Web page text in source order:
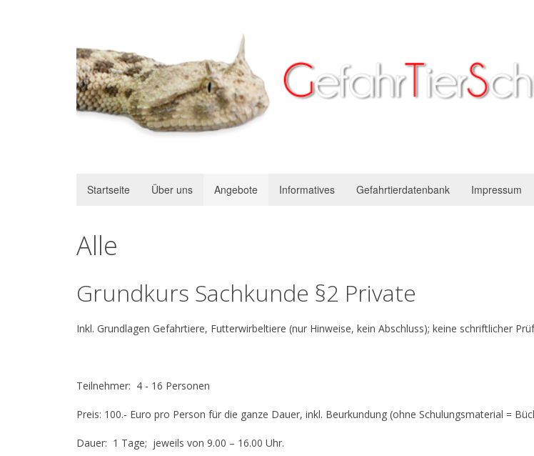
Startseite Über uns Angebote Informatives Gefahrtierdatenbank Impressum
Alle
Grundkurs Sachkunde §2 Private
Inkl. Grundlagen Gefahrtiere, Futterwirbeltiere (nur Hinweise, kein Abschluss); keine schriftlicher
Teilnehmer: 4 - 16 Personen
Preis: 100.- Euro pro Person für die ganze Dauer, inkl. Beurkundung (ohne Schulungsmaterial =
Dauer: 1 Tage; jeweils von 9.00 – 16.00 Uhr.